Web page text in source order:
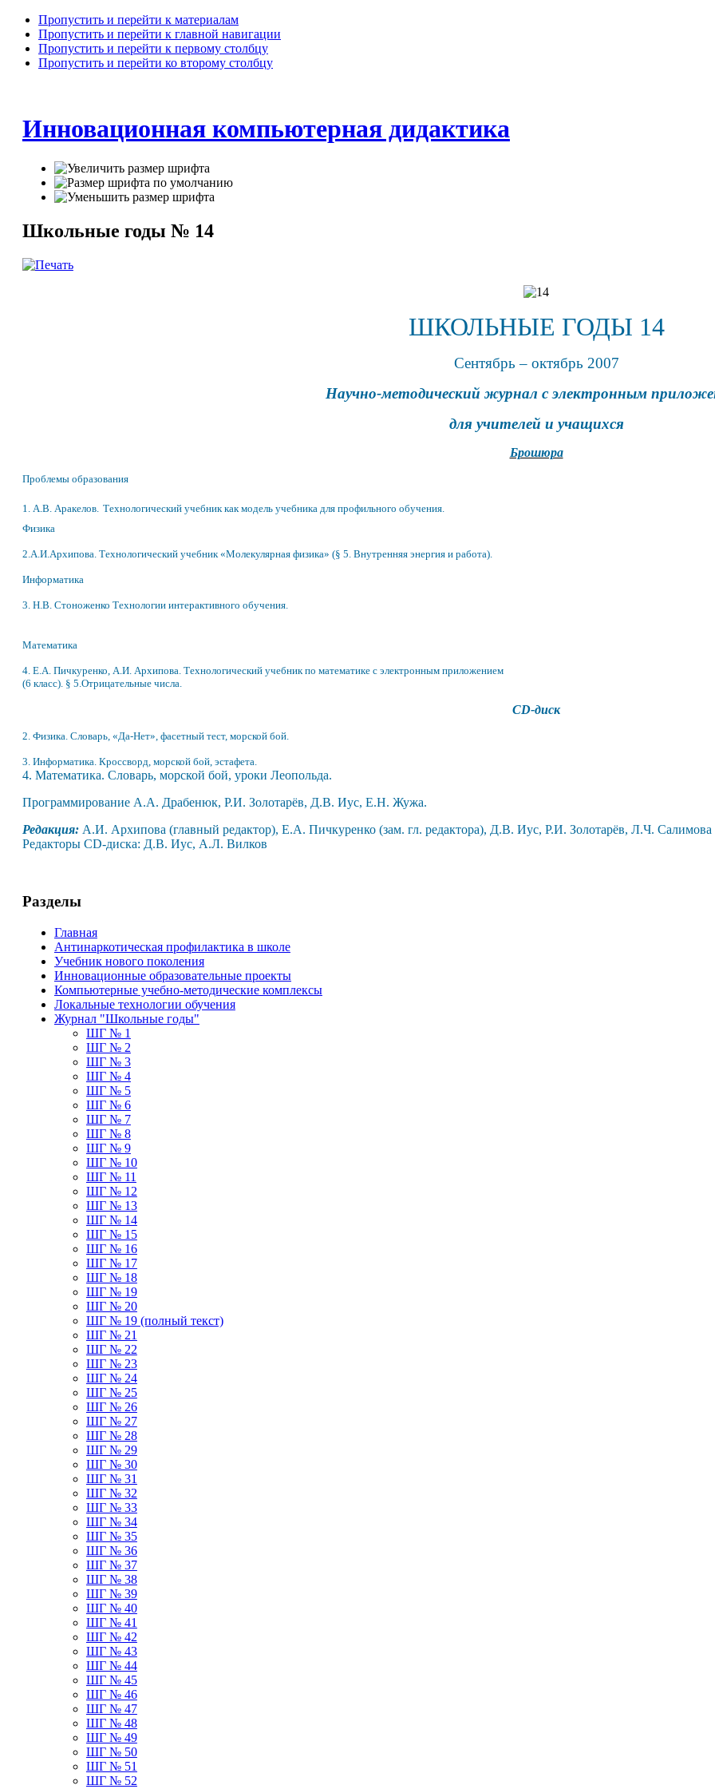
Пропустить и перейти к материалам
Пропустить и перейти к главной навигации
Пропустить и перейти к первому столбцу
Пропустить и перейти ко второму столбцу
Инновационная компьютерная дидактика
Школьные годы № 14
ШКОЛЬНЫЕ ГОДЫ 14
Сентябрь – октябрь 2007
Научно-методический журнал с электронным
для учителей и учащихся
Брошюра
Проблемы образования
1. А.В. Аракелов. Технологический учебник как модель учебника для профильного обучения.
Физика
2.А.И.Архипова. Технологический учебник «Молекулярная физика» (§ 5. Внутренняя энергия и работа).
Информатика
3. Н.В. Стоноженко Технологии интерактивного обучения.
Математика
4. Е.А. Пичкуренко, А.И. Архипова . Технологический учебник по математике с электронным приложением
(6 класс). § 5.Отрицательные числа.
CD-диск
2. Физика. Словарь, «Да-Нет», фасетный тест, морской бой.
3. Информатика. Кроссворд, морской бой, эстафета.
4. Математика. Словарь, морской бой, уроки Леопольда.
Программирование А.А. Драбенюк, Р.И. Золотарёв, Д.В. Иус, Е.Н. Жужа.
Редакция: А.И. Архипова (главный редактор), Е.А. Пичкуренко (зам. гл. редактора), Д.В. Иус, Р.И. Золотарёв, Л.Ч. Салимова
Редакторы CD-диска: Д.В. Иус, А.Л. Вилков
Разделы
Главная
Антинаркотическая профилактика в школе
Учебник нового поколения
Инновационные образовательные проекты
Компьютерные учебно-методические комплексы
Локальные технологии обучения
Журнал "Школьные годы"
ШГ № 1
ШГ № 2
ШГ № 3
ШГ № 4
ШГ № 5
ШГ № 6
ШГ № 7
ШГ № 8
ШГ № 9
ШГ № 10
ШГ № 11
ШГ № 12
ШГ № 13
ШГ № 14
ШГ № 15
ШГ № 16
ШГ № 17
ШГ № 18
ШГ № 19
ШГ № 20
ШГ № 19 (полный текст)
ШГ № 21
ШГ № 22
ШГ № 23
ШГ № 24
ШГ № 25
ШГ № 26
ШГ № 27
ШГ № 28
ШГ № 29
ШГ № 30
ШГ № 31
ШГ № 32
ШГ № 33
ШГ № 34
ШГ № 35
ШГ № 36
ШГ № 37
ШГ № 38
ШГ № 39
ШГ № 40
ШГ № 41
ШГ № 42
ШГ № 43
ШГ № 44
ШГ № 45
ШГ № 46
ШГ № 47
ШГ № 48
ШГ № 49
ШГ № 50
ШГ № 51
ШГ № 52